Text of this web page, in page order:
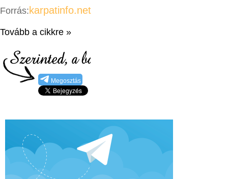
Forrás: karpatinfo.net
Tovább a cikkre »
Megosztás